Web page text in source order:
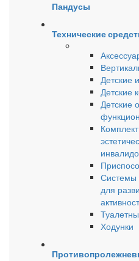
Пандусы
Технические
Детские
Детские
Детские
Системы
для
Ходунки